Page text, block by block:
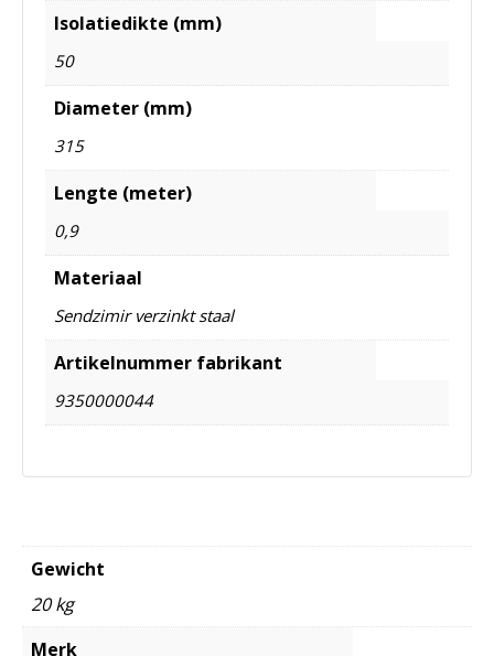
Isolatiedikte (mm)
50
Diameter (mm)
315
Lengte (meter)
0,9
Materiaal
Sendzimir verzinkt staal
Artikelnummer fabrikant
9350000044
Gewicht
20 kg
Merk